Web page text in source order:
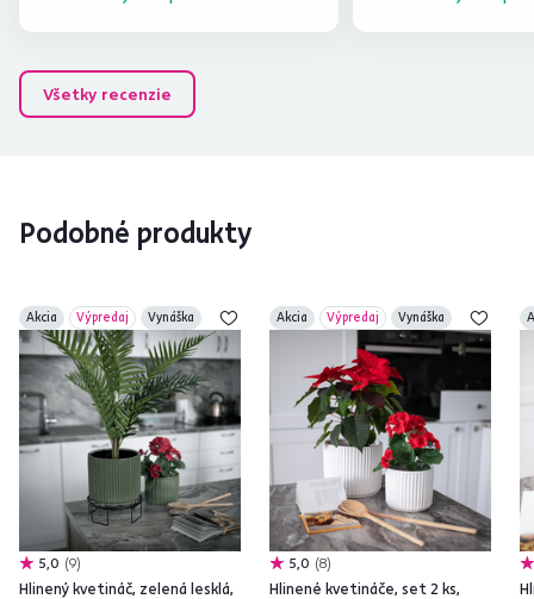
Všetky recenzie
Podobné produkty
Akcia Výpredaj Vynáška
5,0 9
Hlinený kvetináč, zelená lesklá,
Akcia Výpredaj Vynáška
5,0 8
Hlinené kvetináče, set 2 ks,